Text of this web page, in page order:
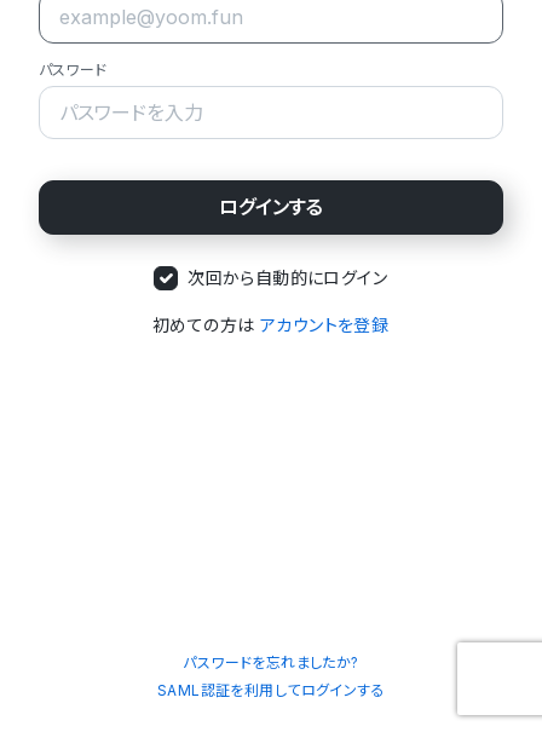
パスワード
次回から自動的にログイン
初めての方は アカウントを登録
パスワードを忘れましたか?
SAML認証を利用してログインする